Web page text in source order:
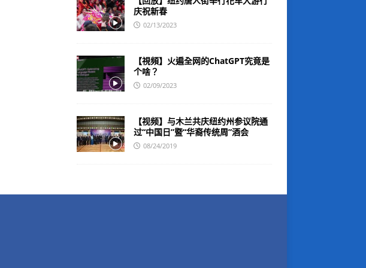
庆祝新春
02/13/2023
【視頻】火遍全网的ChatGPT究竟是
个啥？
02/09/2023
【视频】与木兰共庆纽约州参议院通
过“中国日”暨“华裔传统周”酒会
08/24/2019